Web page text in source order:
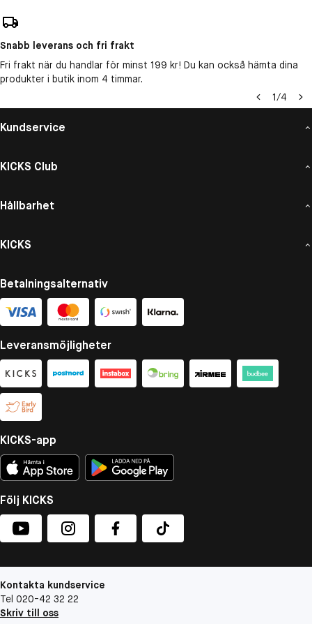
Snabb leverans och fri frakt
Fri frakt när du handlar för minst 199 kr! Du kan också hämta dina
produkter i butik inom 4 timmar.
1/4
Kundservice
KICKS Club
Hållbarhet
KICKS
Betalningsalternativ
Leveransmöjligheter
KICKS-app
Följ KICKS
Kontakta kundservice
Tel 020-42 32 22
Skriv till oss